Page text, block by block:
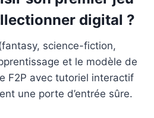
digital ?
science-fiction,
et le modèle de
F2P avec tutoriel interactif
une porte d’entrée sûre.